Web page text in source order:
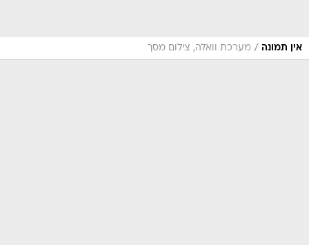
אין תמונה / מערכת וואלה, צילום מסך